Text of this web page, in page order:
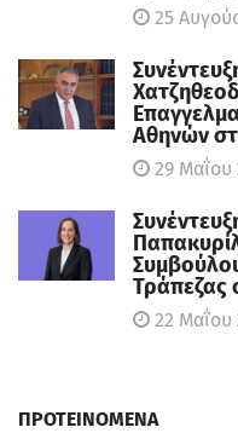
25
Αθηνών
29 Μαΐου
Τράπεζας
22 Μαΐου
ΠΡΟΤΕΙΝΟΜΕΝΑ